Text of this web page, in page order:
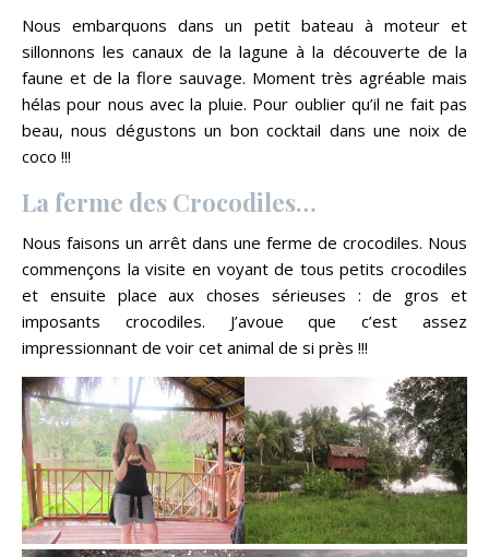
Nous embarquons dans un petit bateau à moteur et
sillonnons les canaux de la lagune à la découverte de la
faune et de la flore sauvage. Moment très agréable mais
hélas pour nous avec la pluie. Pour oublier qu’il ne fait pas
beau, nous dégustons un bon cocktail dans une noix de
coco !!!
La ferme des Crocodiles…
Nous faisons un arrêt dans une ferme de crocodiles. Nous
commençons la visite en voyant de tous petits crocodiles
et ensuite place aux choses sérieuses : de gros et
imposants crocodiles. J’avoue que c’est assez
impressionnant de voir cet animal de si près !!!